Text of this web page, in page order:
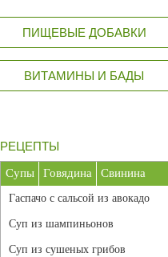
ПИЩЕВЫЕ ДОБАВКИ
ВИТАМИНЫ И БАДЫ
РЕЦЕПТЫ
Супы Говядина Свинина
Гаспачо с сальсой из авокадо
Суп из шампиньонов
Суп из сушеных грибов